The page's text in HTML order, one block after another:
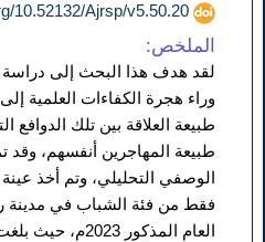
doi.org/10.52132/Ajrsp/v5.50.20
الملخص:
لقد هدف هذا البحث إلى دراسة
وراء هجرة الكفاءات العلمية
طبيعة العلاقة بين تلك الدوافع
طبيعة المهاجرين أنفسهم، وقد
فقط من فئة الشباب في مدينة
العام المذكور